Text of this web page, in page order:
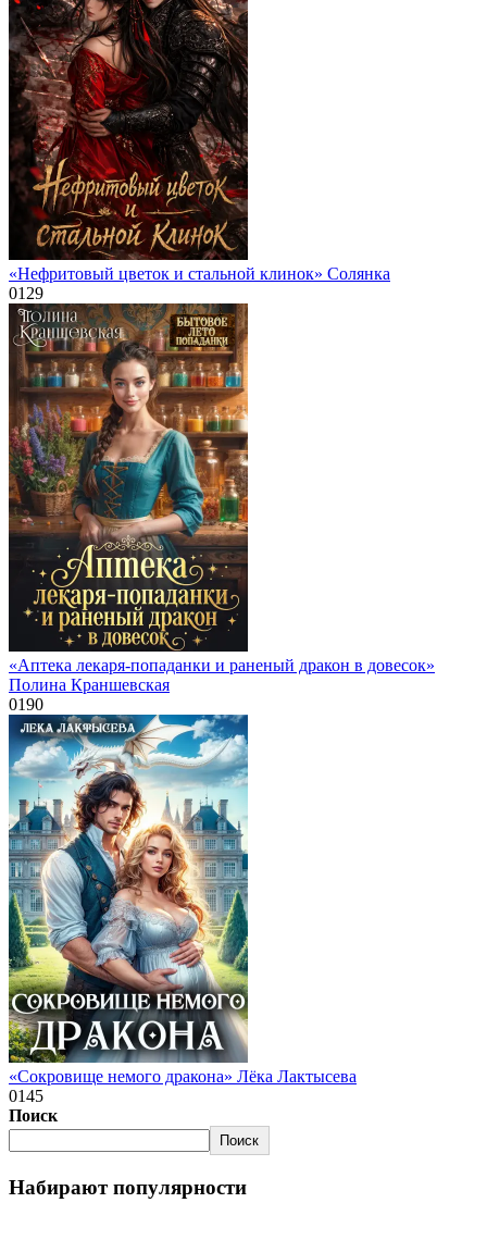
«Нефритовый цветок и стальной клинок» Солянка
0129
«Аптека лекаря-попаданки и раненый дракон в довесок»
Полина Краншевская
0190
«Сокровище немого дракона» Лёка Лактысева
0145
Поиск
Поиск
Набирают популярности